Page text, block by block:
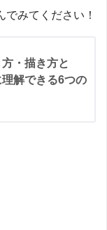
みてください！
・描き方と
解できる6つの